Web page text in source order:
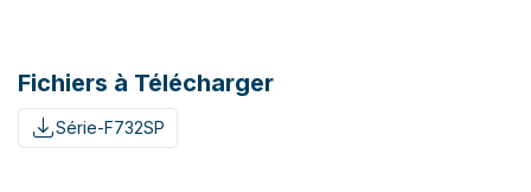
Fichiers à Télécharger
Série-F732SP